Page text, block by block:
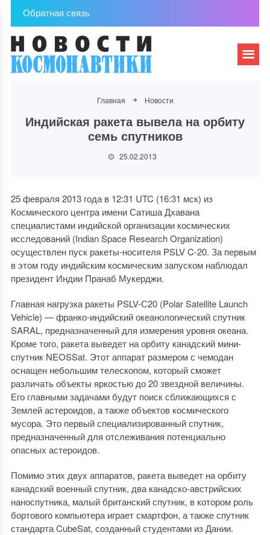
Обратная связь
Главная Новости
Индийская ракета вывела на орбиту
семь спутников
25.02.2013
25 февраля 2013 года в 12:31 UTC (16:31 мск) из
Космического центра имени Сатиша Дхавана
специалистами индийской организации космических
исследований (Indian Space Research Organization)
осуществлен пуск ракеты-носителя PSLV C-20. За первым
в этом году индийским космическим запуском наблюдал
президент Индии Пранаб Мукерджи.
Главная нагрузка ракеты PSLV-С20 (Polar Satellite Launch
Vehicle) — франко-индийский океанологический спутник
SARAL, предназначенный для измерения уровня океана.
Кроме того, ракета выведет на орбиту канадский мини-
спутник NEOSSat. Этот аппарат размером с чемодан
оснащен небольшим телескопом, который сможет
различать объекты яркостью до 20 звездной величины.
Его главными задачами будут поиск сближающихся с
Землей астероидов, а также объектов космического
мусора. Это первый специализированный спутник,
предназначенный для отслеживания потенциально
опасных астероидов.
Помимо этих двух аппаратов, ракета выведет на орбиту
канадский военный спутник, два канадско-австрийских
наноспутника, малый британский спутник, в котором роль
бортового компьютера играет смартфон, а также спутник
стандарта CubeSat, созданный студентами из Дании.